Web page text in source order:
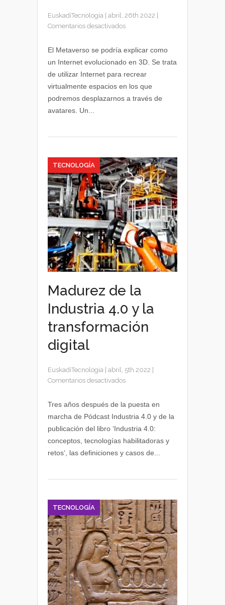
EuskadiTecnologia abril, 26th 2022
Comentarios desactivadosen
Metaverso
nuevas
oportunidades
de
El Metaverso se podría explicar como
un Internet evolucionado en 3D. Se trata
de utilizar Internet para recrear
virtualmente espacios en los que
podremos desplazarnos a través de
avatares. Un...
TECNOLOGÍA
Madurez de la
Industria 4.0 y la
transformación
digital
EuskadiTecnologia abril, 5th 2022
Comentarios desactivadosen
4.0
y
la
Tres años después de la puesta en
marcha de Pódcast Industria 4.0 y de la
publicación del libro ‘Industria 4.0:
conceptos, tecnologías habilitadoras y
retos‘, las definiciones y casos de...
TECNOLOGÍA